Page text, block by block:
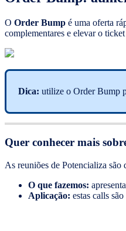
O Order Bump é uma oferta
complementares e elevar o
Dica: utilize o Order Bump
Quer conhecer mais
As reuniões de Potencializa
O que fazemos:
Aplicação: estas calls